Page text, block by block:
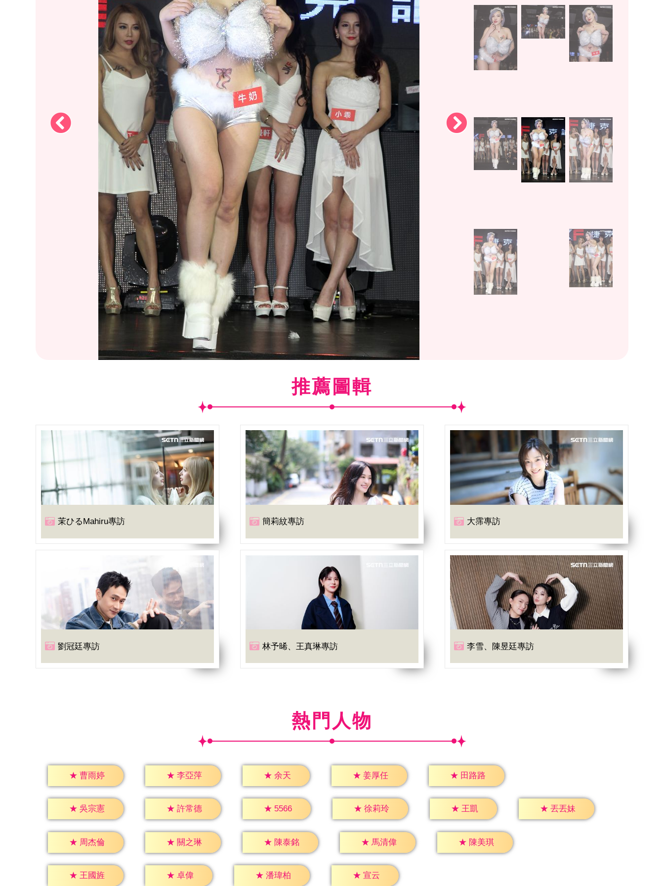
/11)有大奶妹牛奶兒的地方都很震撼。（記者邱榮吉/視影）
推薦圖輯
茉ひるMahiru專訪 簡莉紋專訪 大霈專訪
劉冠廷專訪 林予晞、王真琳專訪 李雪、陳昱廷專訪
熱門人物
★ 曹雨婷 ★ 李亞萍 ★ 余天 ★ 姜厚任 ★ 田路路
★ 吳宗憲 ★ 許常德 ★ 5566 ★ 徐莉玲 ★ 王凱 ★ 丟丟妹
★ 周杰倫 ★ 關之琳 ★ 陳泰銘 ★ 馬清偉 ★ 陳美琪
★ 王國旌 ★ 卓偉 ★ 潘瑋柏 ★ 宣云